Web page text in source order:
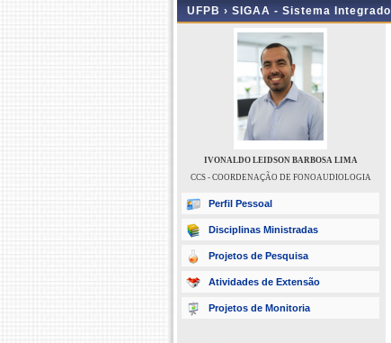
UFPB › SIGAA - Sistema
IVONALDO LEIDSON BARBOSA LIMA
CCS - COORDENAÇÃO DE FONOAUDIOLOGIA
Perfil Pessoal
Disciplinas Ministradas
Projetos de Pesquisa
Atividades de Extensão
Projetos de Monitoria